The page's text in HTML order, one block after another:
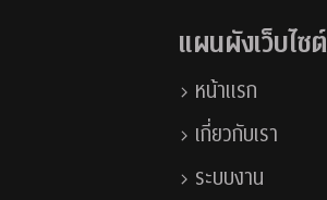
แผนผังเว็บไซต์
หน้าแรก
เกี่ยวกับเรา
ระบบงาน